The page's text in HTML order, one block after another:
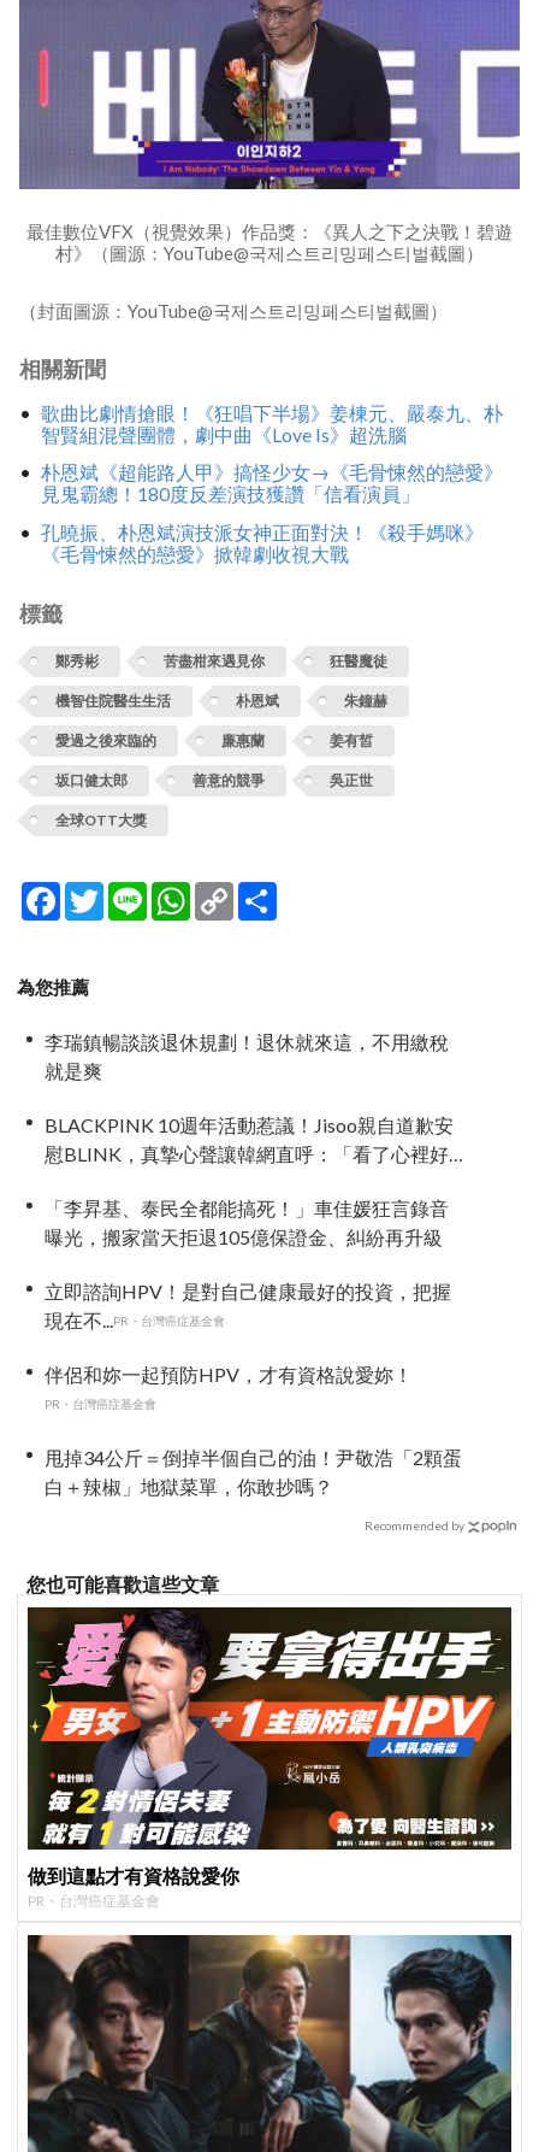
最佳數位VFX（視覺效果）作品獎：《異人之下之決戰！碧遊
村》（圖源：YouTube@국제스트리밍페스티벌截圖）
（封面圖源：YouTube@국제스트리밍페스티벌截圖）
相關新聞
歌曲比劇情搶眼！《狂唱下半場》姜棟元、嚴泰九、朴
智賢組混聲團體，劇中曲《Love Is》超洗腦
朴恩斌《超能路人甲》搞怪少女→《毛骨悚然的戀愛》
見鬼霸總！180度反差演技獲讚「信看演員」
孔曉振、朴恩斌演技派女神正面對決！《殺手媽咪》
《毛骨悚然的戀愛》掀韓劇收視大戰
標籤
鄭秀彬 苦盡柑來遇見你 狂醫魔徒
機智住院醫生生活 朴恩斌 朱鐘赫
愛過之後來臨的 廉惠蘭 姜有皙
坂口健太郎 善意的競爭 吳正世
全球OTT大獎
Facebook
TwitterLine WhatsApp
Copy
Link
為您推薦
李瑞鎮暢談談退休規劃！退休就來這，不用繳稅
就是爽
BLACKPINK 10週年活動惹議！Jisoo親自道歉安
慰BLINK，真摯心聲讓韓網直呼：「看了心裡好
「李昇基、泰民全都能搞死！」車佳媛狂言錄音
曝光，搬家當天拒退105億保證金、糾紛再升級
立即諮詢HPV！是對自己健康最好的投資，把握
現在不...PR・台灣癌症基金會
伴侶和妳一起預防HPV，才有資格說愛妳！
PR・台灣癌症基金會
甩掉34公斤＝倒掉半個自己的油！尹敬浩「2顆蛋
白＋辣椒」地獄菜單，你敢抄嗎？
Recommended by
您也可能喜歡這些文章
做到這點才有資格說愛你
PR・台灣癌症基金會